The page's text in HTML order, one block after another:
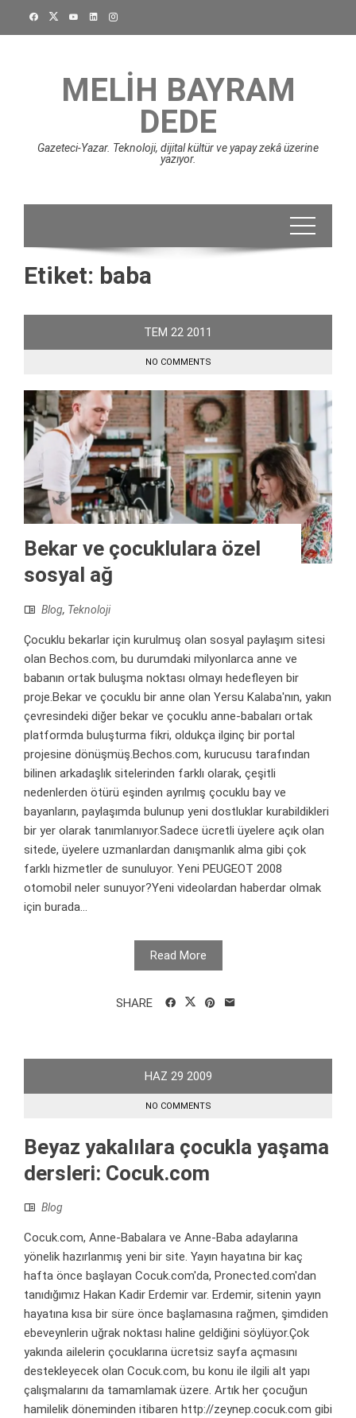
MELIH BAYRAM
DEDE
Gazeteci-Yazar. Teknoloji, dijital kültür ve yapay zekâ üzerine
yazıyor.
Etiket: baba
TEM 22 2011
NO COMMENTS
Bekar ve çocuklulara özel
sosyal ağ
Blog, Teknoloji
Çocuklu bekarlar için kurulmuş olan sosyal paylaşım sitesi
olan Bechos.com, bu durumdaki milyonlarca anne ve
babanın ortak buluşma noktası olmayı hedefleyen bir
proje.Bekar ve çocuklu bir anne olan Yersu Kalaba'nın, yakın
çevresindeki diğer bekar ve çocuklu anne-babaları ortak
platformda buluşturma fikri, oldukça ilginç bir portal
projesine dönüşmüş.Bechos.com, kurucusu tarafından
bilinen arkadaşlık sitelerinden farklı olarak, çeşitli
nedenlerden ötürü eşinden ayrılmış çocuklu bay ve
bayanların, paylaşımda bulunup yeni dostluklar kurabildikleri
bir yer olarak tanımlanıyor.Sadece ücretli üyelere açık olan
sitede, üyelere uzmanlardan danışmanlık alma gibi çok
farklı hizmetler de sunuluyor. Yeni PEUGEOT 2008
otomobil neler sunuyor?Yeni videolardan haberdar olmak
için burada...
Read More
SHARE
HAZ 29 2009
NO COMMENTS
Beyaz yakalılara çocukla yaşama
dersleri: Cocuk.com
Blog
Cocuk.com, Anne-Babalara ve Anne-Baba adaylarına
yönelik hazırlanmış yeni bir site. Yayın hayatına bir kaç
hafta önce başlayan Cocuk.com'da, Pronected.com'dan
tanıdığımız Hakan Kadir Erdemir var. Erdemir, sitenin yayın
hayatına kısa bir süre önce başlamasına rağmen, şimdiden
ebeveynlerin uğrak noktası haline geldiğini söylüyor.Çok
yakında ailelerin çocuklarına ücretsiz sayfa açmasını
destekleyecek olan Cocuk.com, bu konu ile ilgili alt yapı
çalışmalarını da tamamlamak üzere. Artık her çocuğun
hamilelik döneminden itibaren http://zeynep.cocuk.com gibi